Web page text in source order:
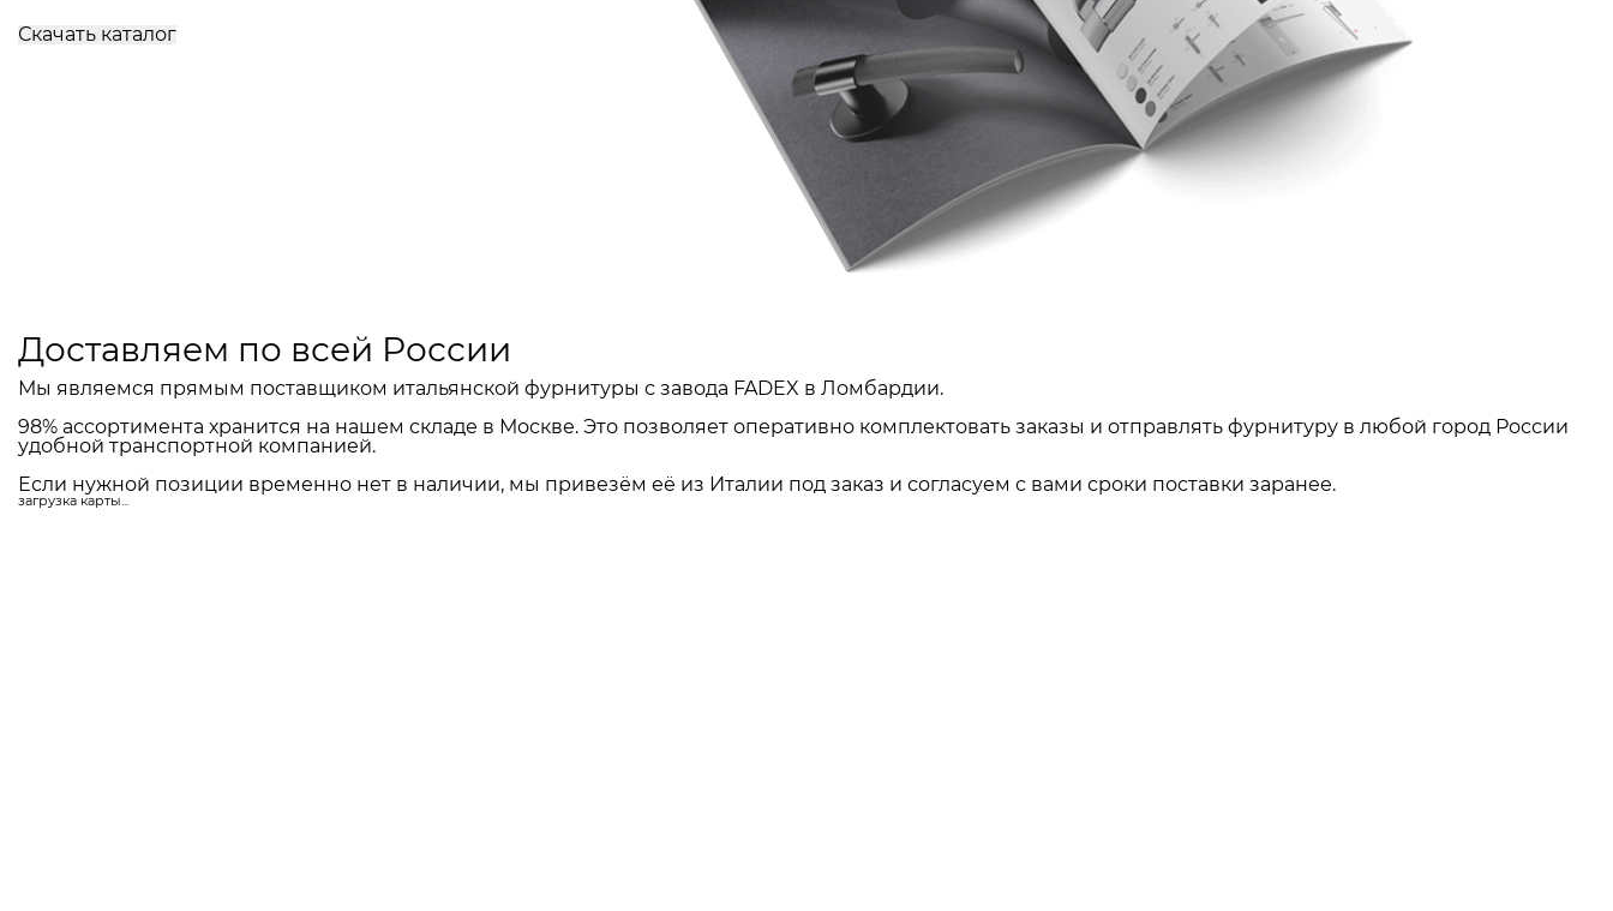
Скачать каталог
Доставляем по всей России
Мы являемся прямым поставщиком итальянской фурнитуры с завода FADEX в Ломбардии.
98% ассортимента хранится на нашем складе в Москве. Это позволяет оперативно комплектовать заказы и отправлять фурнитуру в любой город России
удобной транспортной компанией.
Если нужной позиции временно нет в наличии, мы привезём её из Италии под заказ и согласуем с вами сроки поставки заранее.
загрузка карты...